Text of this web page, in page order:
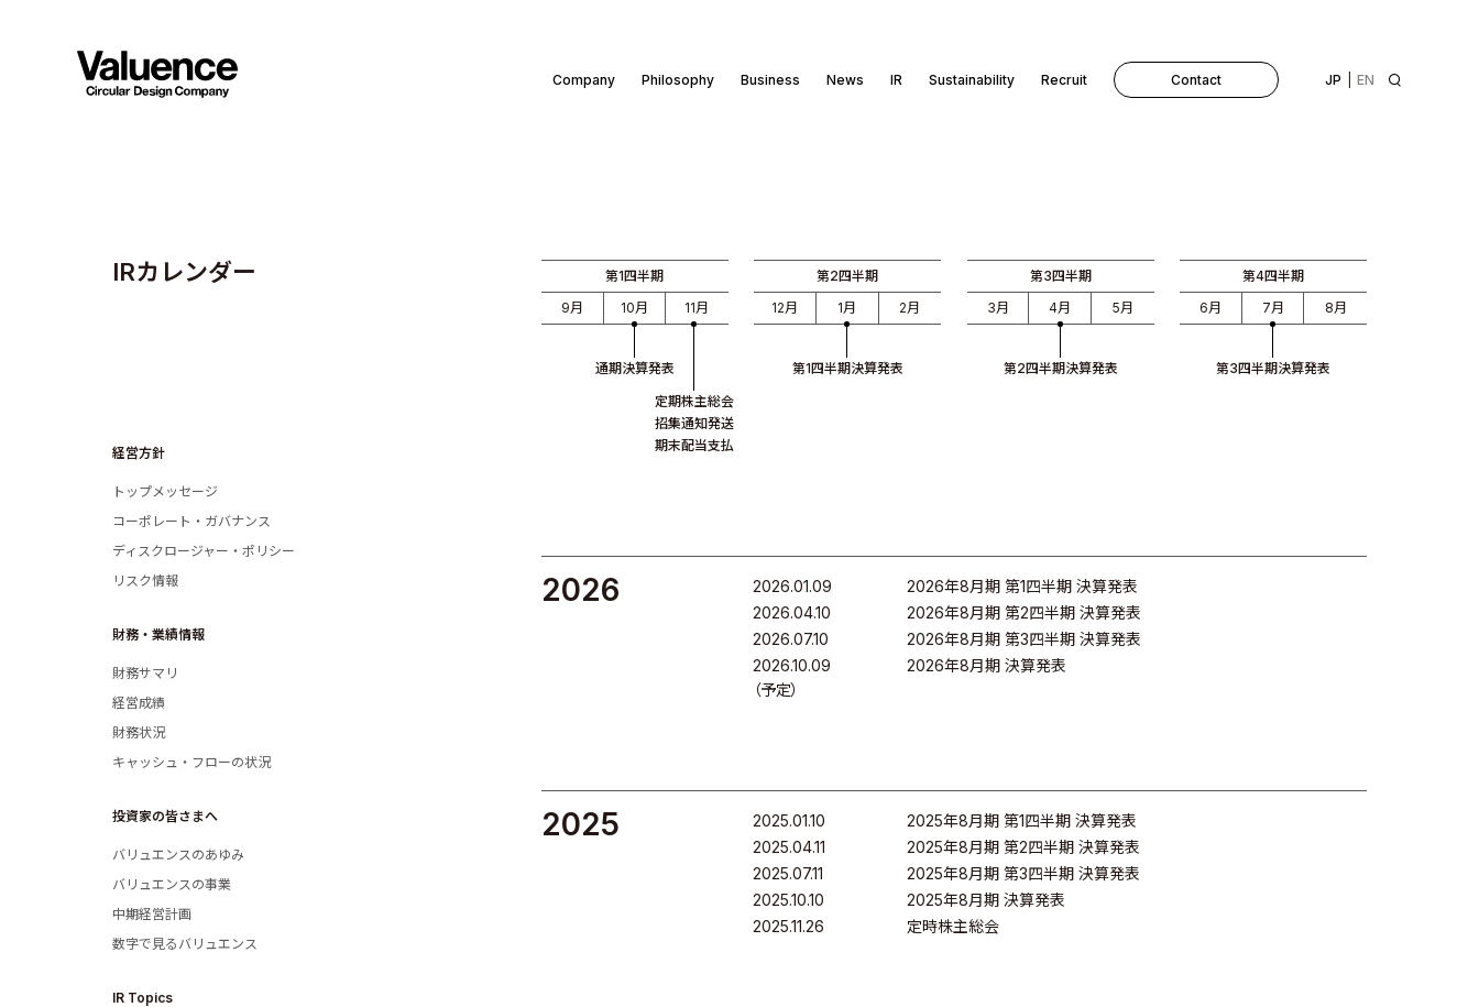
Company Philosophy Business News IR Sustainability Recruit Contact EN
JP
Company
Philosophy
IRカ レンダー
経営方針
トップメッセージ
コーポレート・ガバナンス
ディスクロージャー・ポリシー
リスク情報
財務・業績情報
財務サマリ
経営成績
財務状況
キャッシュ・フローの状況
投資家の皆さまへ
バリュエンスのあゆみ
バリュエンスの事業
中期経営計画
数字で見るバリュエンス
IR Topics
第1四半期
9月
10月 11月
通期決算発表
定期株主総会
招集通知発送
期末配当支払
第2四半期
12月
1月 2月
第1四半期決算発表
第3四半期
3月
4月 5月
第2四半期決算発表
第4四半期
6月
7月 8月
第3四半期決算発表
2026 2026.01.09
2026年8月期 第1四半期 決算発表
2026.04.10
2026年8月期 第2四半期 決算発表
2026.07.10
2026年8月期 第3四半期 決算発表
2026.10.09
（予定）
2026年8月期 決算発表
2025 2025.01.10
2025年8月期 第1四半期 決算発表
2025.04.11
2025年8月期 第2四半期 決算発表
2025.07.11
2025年8月期 第3四半期 決算発表
2025.10.10
2025年8月期 決算発表
2025.11.26
定時株主総会